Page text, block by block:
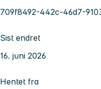
709f8492-442c-46d7-
Sist endret
16. juni 2026
Hentet fra